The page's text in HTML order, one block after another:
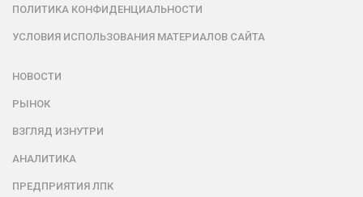
ПОЛИТИКА КОНФИДЕНЦИАЛЬНОСТИ
УСЛОВИЯ ИСПОЛЬЗОВАНИЯ МАТЕРИАЛОВ САЙТА
НОВОСТИ
РЫНОК
ВЗГЛЯД ИЗНУТРИ
АНАЛИТИКА
ПРЕДПРИЯТИЯ ЛПК